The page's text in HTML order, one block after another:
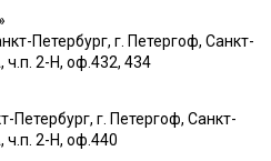
Петербург, г. Петергоф, Санкт-
ч.п. 2-Н, оф.432, 434
Петербург, г. Петергоф, Санкт-
ч.п. 2-Н, оф.440